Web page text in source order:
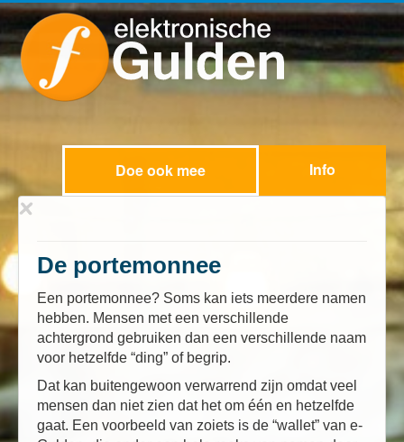
Doe ook mee Info
De portemonnee
Een portemonnee? Soms kan iets meerdere namen
hebben. Mensen met een verschillende
achtergrond gebruiken dan een verschillende naam
voor hetzelfde “ding” of begrip.
Dat kan buitengewoon verwarrend zijn omdat veel
mensen dan niet zien dat het om één en hetzelfde
gaat. Een voorbeeld van zoiets is de “wallet” van e-